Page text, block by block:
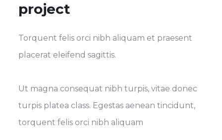
project
Torquent felis orci nibh aliquam et praesent
placerat eleifend sagittis.
Ut magna consequat nibh turpis, vitae donec
turpis platea class. Egestas aenean tincidunt,
torquent felis orci nibh aliquam